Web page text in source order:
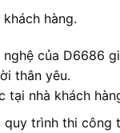
hàng.
của D6686
thân yêu.
tại nhà khách
quy trình thi công